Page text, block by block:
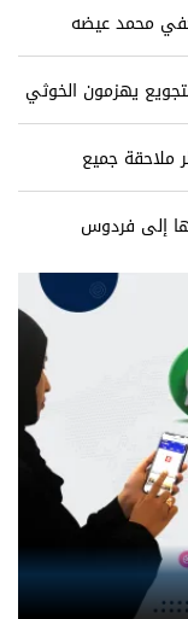
محمد عيضه
يهزمون الخوثي
ملاحقة جميع
إلى فردوس